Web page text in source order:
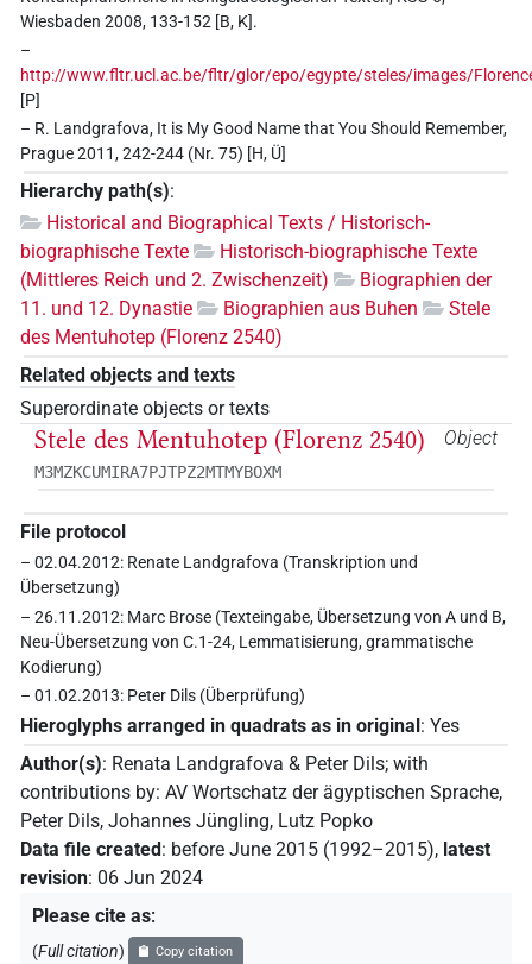
Wiesbaden 2008, 133-152 [B, K].
–
http://www.fltr.ucl.ac.be/fltr/glor/epo/egypte/steles/images/
[P]
– R. Landgrafova, It is My Good Name that You Should Remember,
Prague 2011, 242-244 (Nr. 75) [H, Ü]
Hierarchy path(s):
Historical and Biographical Texts / Historisch-
biographische Texte
Historisch-biographische Texte
(Mittleres Reich und 2. Zwischenzeit)
Biographien der
11. und 12. Dynastie
Biographien aus Buhen
Stele
des Mentuhotep (Florenz 2540)
Related objects and texts
Superordinate objects or texts
Object
Stele des Mentuhotep (Florenz 2540)
M3MZKCUMIRA7PJTPZ2MTMYBOXM
File protocol
– 02.04.2012: Renate Landgrafova (Transkription und
Übersetzung)
– 26.11.2012: Marc Brose (Texteingabe, Übersetzung von A und B,
Neu-Übersetzung von C.1-24, Lemmatisierung, grammatische
Kodierung)
– 01.02.2013: Peter Dils (Überprüfung)
Hieroglyphs arranged in quadrats as in original: Yes
Author(s): Renata Landgrafova & Peter Dils; with
contributions by: AV Wortschatz der ägyptischen Sprache,
Peter Dils, Johannes Jüngling, Lutz Popko
Data file created : before June 2015 (1992–2015), latest
revision: 06 Jun 2024
Please cite as:
(Full citation) Copy citation